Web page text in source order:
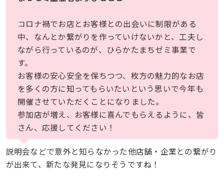
コロナ禍でお店とお客様との出会いに制限がある
中、なんとか繋がりを作っていけないかと、工夫し
ながら行っているのが、ひらかたまちゼミ事業で
す。
お客様の安心安全を保ちつつ、枚方の魅力的なお店
を多くの方に知ってもらいたいという思いで今年も
開催させていただくことになりました。
参加店が増え、お客様に喜んでもらえるように、皆
さん、応援してください！
説明会などで意外と知らなかった他店舗・企業との繋がり
が出来て、新たな発見になりそうですね！